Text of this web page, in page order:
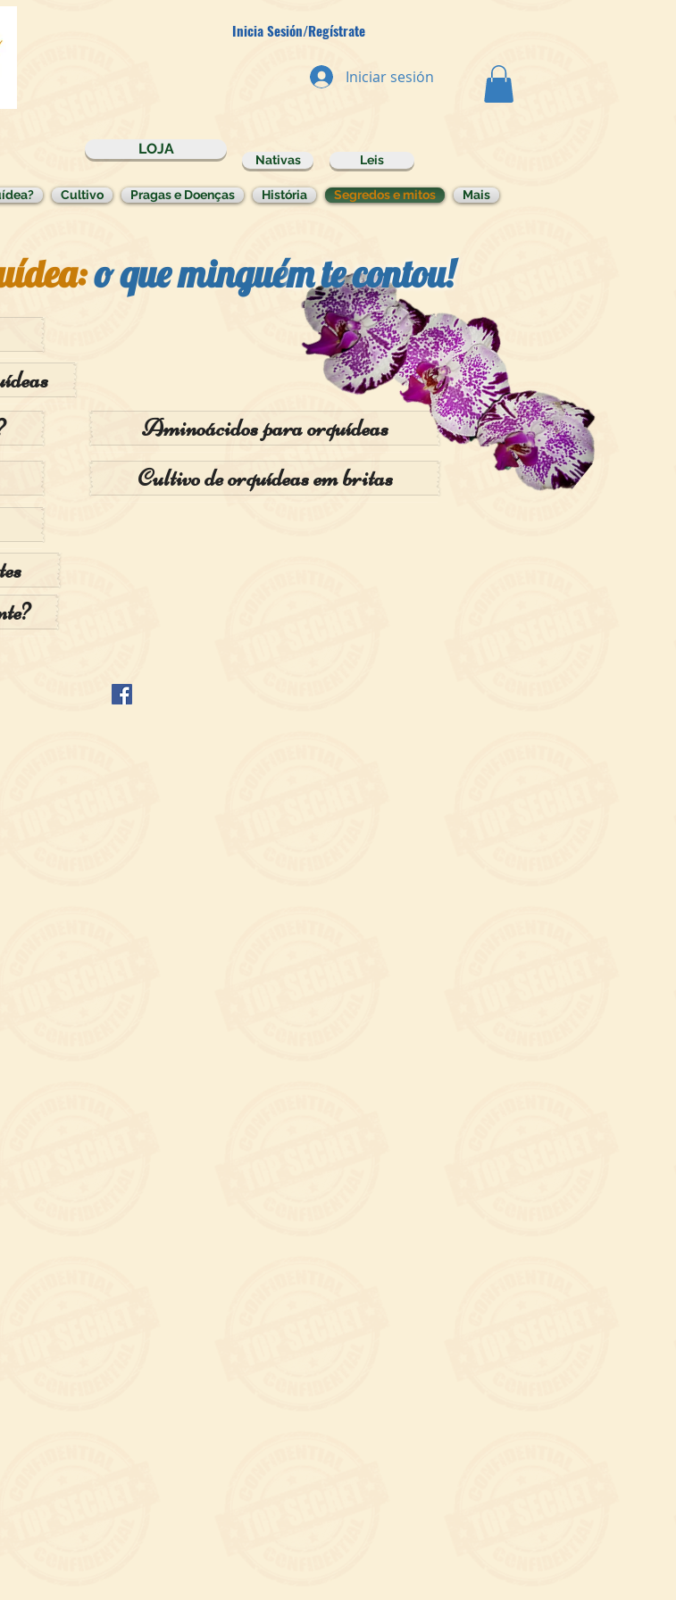
Inicia Sesión/Regístrate
Iniciar sesión
LOJA
Nativas Leis
Cultivo Pragas e Doenças História Segredos e mitos Mais
o que minguém te contou!
Aminoácidos para orquídeas
Cultivo de orquídeas em britas